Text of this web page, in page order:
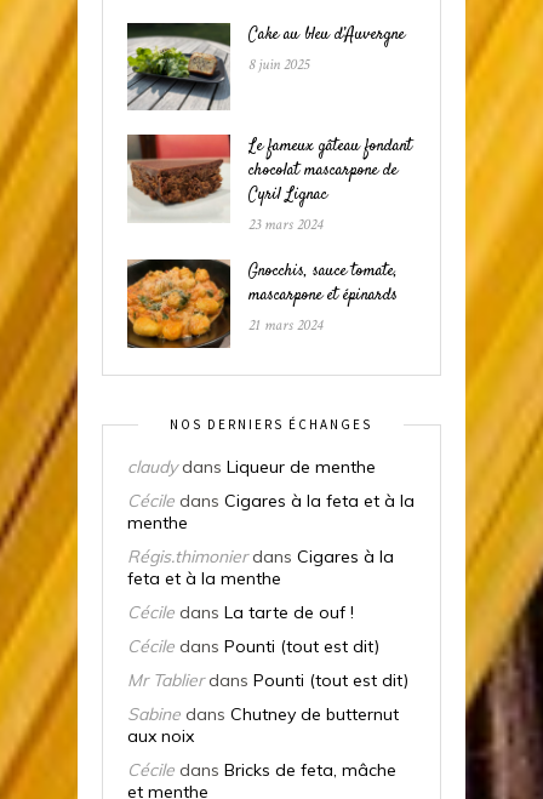
Cake au bleu d’Auvergne
8 juin 2025
Le fameux gâteau fondant
chocolat mascarpone de
Cyril Lignac
23 mars 2024
Gnocchis, sauce tomate,
mascarpone et épinards
21 mars 2024
NOS DERNIERS ÉCHANGES
claudydans Liqueur de menthe
Cécile dans Cigares à la feta et à la
menthe
Régis.thimonierdans Cigares à la
feta et à la menthe
Cécile dans La tarte de ouf !
Cécile dans Pounti (tout est dit)
Mr Tablierdans Pounti (tout est dit)
Sabine dans Chutney de butternut
aux noix
Cécile dans Bricks de feta, mâche
et menthe